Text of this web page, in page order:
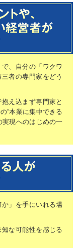
、 自分の「ワクワ
三者の専門家をどう
抱え込まず専門家と
“本業に集中できる
実現へのはじめの一
か」を手にいれる場
知な可能性を感じる